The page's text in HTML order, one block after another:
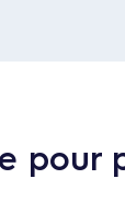
pour